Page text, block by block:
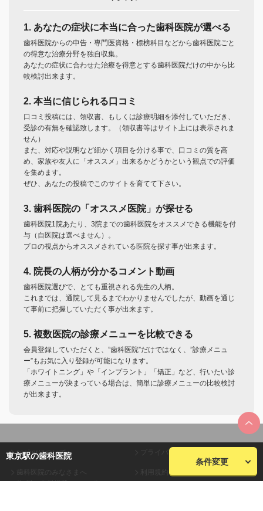
東京駅の歯科医院
条件変更
1. あなたの症状に本当に合った歯科医院が選べる
歯科医院からの申告・専門医資格・標榜科目などから歯科医院ごと
の得意な治療分野を独自収集。
あなたの症状に合わせた治療を得意とする歯科医院だけの中から比
較検討出来ます。
2. 本当に信じられる口コミ
口コミ投稿には、領収書、もしくは診療明細を添付していただき、
受診の有無を確認致します。（領収書等はサイト上には表示されま
せん）
また、対応や説明など細かく項目を分ける事で、口コミの質を高
め、家族や友人に「オススメ」出来るかどうかという観点での評価
を集めます。
ぜひ、あなたの投稿でこのサイトを育てて下さい。
3. 歯科医院の「オススメ医院」が探せる
歯科医院1院あたり、3院までの歯科医院をオススメできる機能を付
与（自医院は選べません）。
プロの視点からオススメされている医院を探す事が出来ます。
4. 院長の人柄が分かるコメント動画
歯科医院選びで、とても重視される先生の人柄。
これまでは、通院して見るまでわかりませんでしたが、動画を通じ
て事前に把握していただく事が出来ます。
5. 複数医院の診療メニューを比較できる
会員登録していただくと、”歯科医院”だけではなく、”診療メニュ
ー”もお気に入り登録が可能になります。
「ホワイトニング」や「インプラント」「矯正」など、行いたい診
療メニューが決まっている場合は、簡単に診療メニューの比較検討
が出来ます。
seekerについて
歯科医院のみなさまへ
(無料・有料掲載について)
プライバシーポリシー